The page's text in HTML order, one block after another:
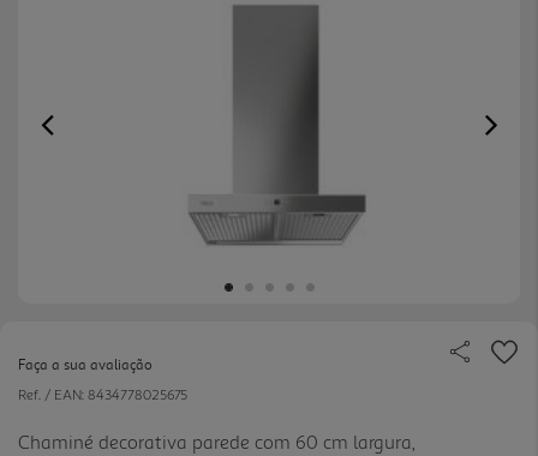
Previous
Faça a sua avaliação
Ref. / EAN: 8434778025675
Chaminé decorativa parede com 60 cm largura,